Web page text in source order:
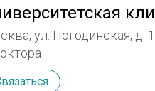
ул. Погодинская, д. 1